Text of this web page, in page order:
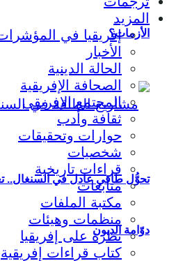
الأزمات؟
تحوُّل طاقي عادل في السنغال..
دوّامة الديون
المزيد
إفريقيا في
الأخبار
الحالة الدينية
الصحافة الإفريقية
المجتمع الإفريقي
ثقافة وأدب
حوارات وتحقيقات
شخصيات
قراءات تاريخية
متابعات
مكتبة الملفات
منظمات وهيئات
نظرة على إفريقيا
كتاب قراءات إفريقية